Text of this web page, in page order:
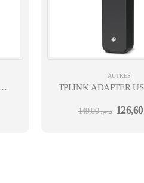
MOUSE - GRAPHITE - BT - N/A -
AUTRES
TPLINK ADAPTER
د.م.149,00 126,60